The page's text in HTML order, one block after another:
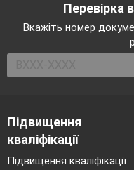
1 команда
«Ми
Девіз:« Ми
равлик нет!»
Перевірка
Вкажіть номер
Підвищення
кваліфікації
Підвищення кваліфікації